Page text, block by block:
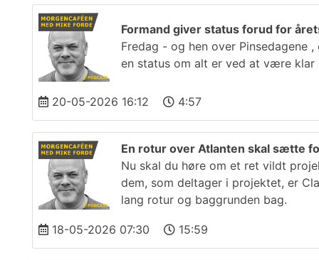
Formand giver status forud for
Fredag - og hen over Pinsedagene
en status om alt er ved at være
20-05-2026 16:12 4:57
En rotur over Atlanten skal sætte
Nu skal du høre om et ret vildt
dem, som deltager i projektet, er
lang rotur og baggrunden bag.
18-05-2026 07:30 15:59